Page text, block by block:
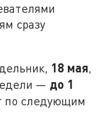
сразу
18 мая,
— до 1
по следующим